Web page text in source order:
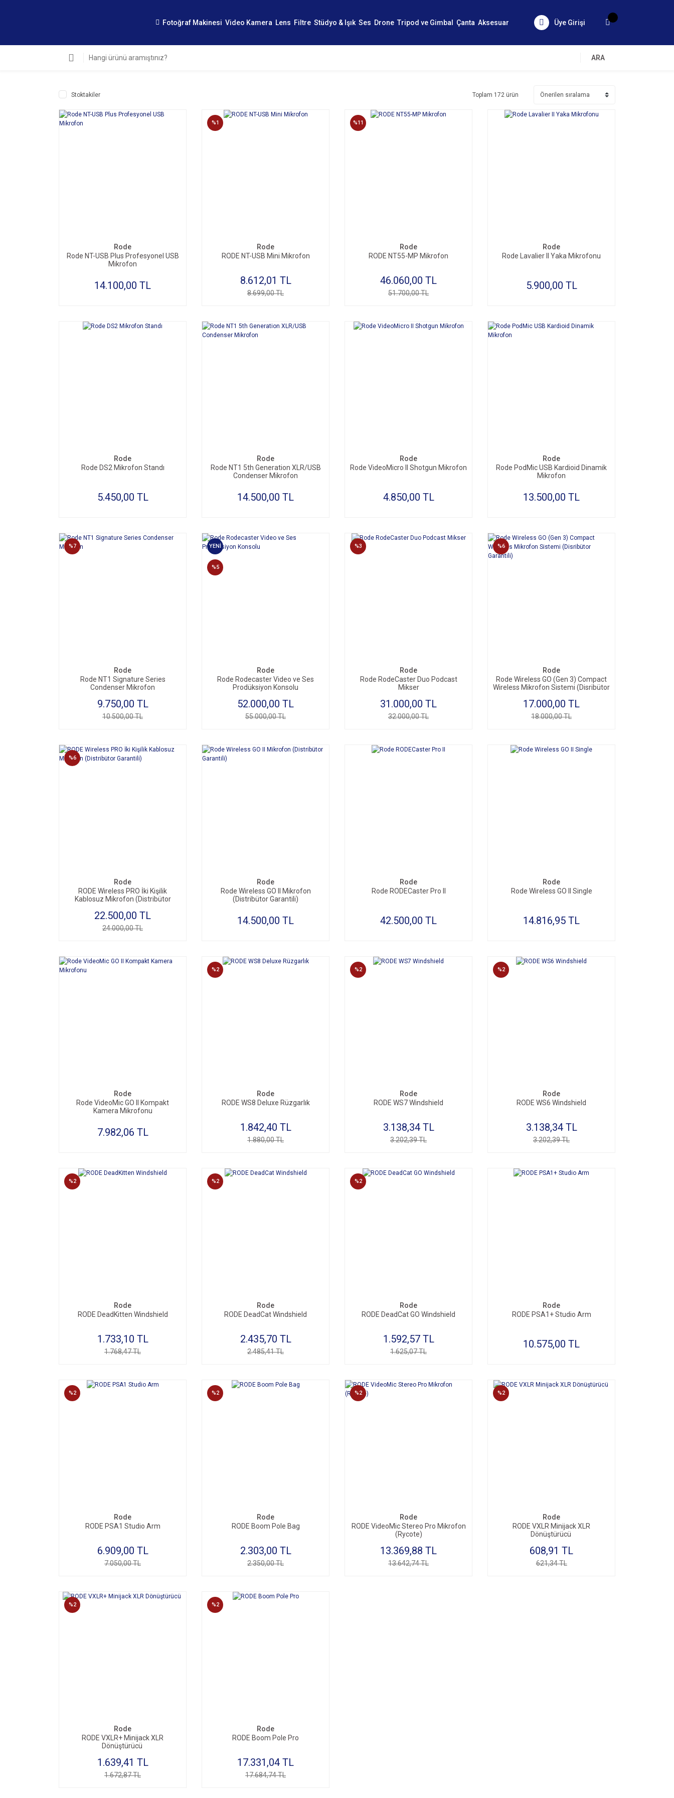
Fotoğraf Makinesi Video Kamera Lens Filtre Stüdyo & Işık Ses Drone Tripod ve Gimbal Çanta Aksesuar Üye Girişi
ARA
Stoktakiler Toplam 172 ürün
Rode
Rode NT-USB Plus Profesyonel USB
Mikrofon
14.100,00 TL
%1
Rode
RODE NT-USB Mini Mikrofon
8.612,01 TL
8.699,00 TL
%11
Rode
RODE NT55-MP Mikrofon
46.060,00 TL
51.700,00 TL
Rode
Rode Lavalier II Yaka Mikrofonu
5.900,00 TL
Rode
Rode DS2 Mikrofon Standı
5.450,00 TL
Rode
Rode NT1 5th Generation XLR/USB
Condenser Mikrofon
14.500,00 TL
Rode
Rode VideoMicro II Shotgun Mikrofon
4.850,00 TL
Rode
Rode PodMic USB Kardioid Dinamik
Mikrofon
13.500,00 TL
%7
Rode
Rode NT1 Signature Series
Condenser Mikrofon
9.750,00 TL
10.500,00 TL
YENİ
%5
Rode
Rode Rodecaster Video ve Ses
Prodüksiyon Konsolu
52.000,00 TL
55.000,00 TL
%3
Rode
Rode RodeCaster Duo Podcast
Mikser
31.000,00 TL
32.000,00 TL
%6
Rode
Rode Wireless GO (Gen 3) Compact
Wireless Mikrofon Sistemi (Disribütor
17.000,00 TL
18.000,00 TL
%6
Rode
RODE Wireless PRO İki Kişilik
Kablosuz Mikrofon (Distribütor
22.500,00 TL
24.000,00 TL
Rode
Rode Wireless GO II Mikrofon
(Distribütor Garantili)
14.500,00 TL
Rode
Rode RODECaster Pro II
42.500,00 TL
Rode
Rode Wireless GO II Single
14.816,95 TL
Rode
Rode VideoMic GO II Kompakt
Kamera Mikrofonu
7.982,06 TL
%2
Rode
RODE WS8 Deluxe Rüzgarlık
1.842,40 TL
1.880,00 TL
%2
Rode
RODE WS7 Windshield
3.138,34 TL
3.202,39 TL
%2
Rode
RODE WS6 Windshield
3.138,34 TL
3.202,39 TL
%2
Rode
RODE DeadKitten Windshield
1.733,10 TL
1.768,47 TL
%2
Rode
RODE DeadCat Windshield
2.435,70 TL
2.485,41 TL
%2
Rode
RODE DeadCat GO Windshield
1.592,57 TL
1.625,07 TL
Rode
RODE PSA1+ Studio Arm
10.575,00 TL
%2
Rode
RODE PSA1 Studio Arm
6.909,00 TL
7.050,00 TL
%2
Rode
RODE Boom Pole Bag
2.303,00 TL
2.350,00 TL
%2
Rode
RODE VideoMic Stereo Pro Mikrofon
(Rycote)
13.369,88 TL
13.642,74 TL
%2
Rode
RODE VXLR Minijack XLR
Dönüştürücü
608,91 TL
621,34 TL
%2
Rode
RODE VXLR+ Minijack XLR
Dönüştürücü
1.639,41 TL
1.672,87 TL
%2
Rode
RODE Boom Pole Pro
17.331,04 TL
17.684,74 TL